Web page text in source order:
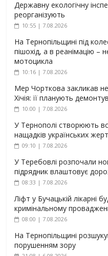
Державну екологічну
реорганізують
10:55 | 7.08.2026
На Тернопільщині під
пішохід, а в реанімацію –
мотоцикла
10:16 | 7.08.2026
Мер Чорткова закликав
Хічія: її планують
10:00 | 7.08.2026
У Тернополі створюють
нащадків українських
09:10 | 7.08.2026
У Теребовлі розпочали
підрядник влаштовує
08:33 | 7.08.2026
Ліфт у Бучацькій лікарні
кримінальному
08:00 | 7.08.2026
На Тернопільщині
порушенням зору